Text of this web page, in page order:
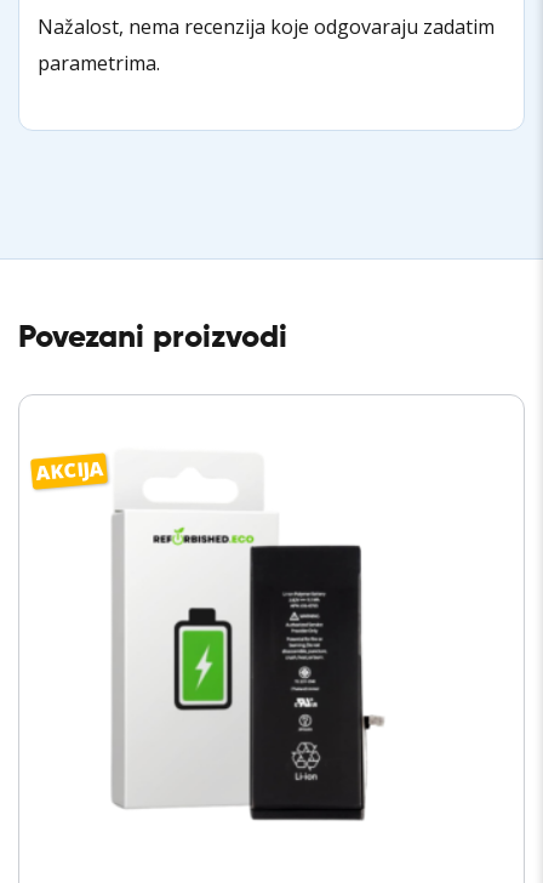
Nažalost, nema recenzija koje odgovaraju zadatim
parametrima.
Povezani proizvodi
AKCIJA